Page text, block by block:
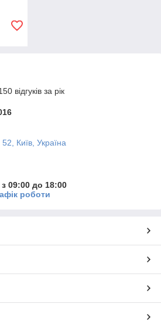
відгуків за рік
Київ, Україна
09:00 до 18:00
роботи